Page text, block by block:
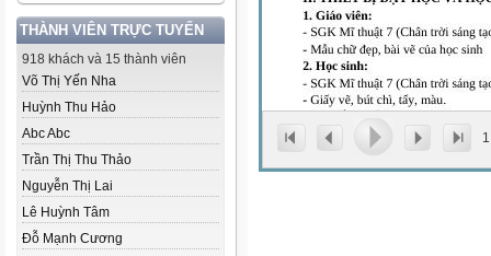
THÀNH VIÊN TRỰC TUYẾN
918 khách và 15 thành viên
Võ Thị Yến Nha
Huỳnh Thu Hảo
Abc Abc
Trần Thị Thu Thảo
Nguyễn Thị Lai
Lê Huỳnh Tâm
Đỗ Mạnh Cương
1